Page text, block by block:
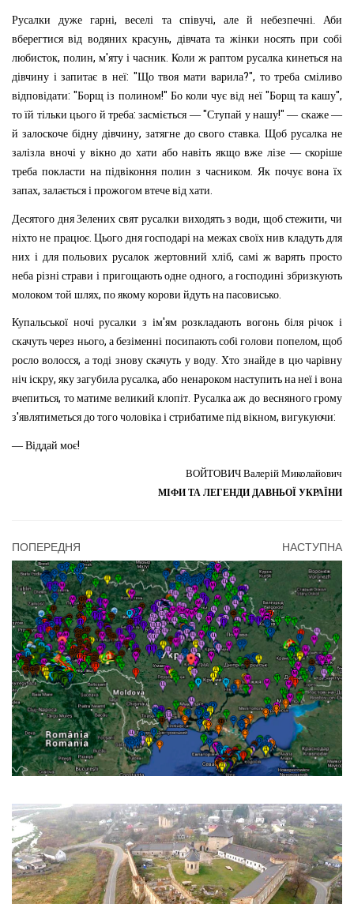
Русалки дуже гарні,веселі та співучі, але й небезпечні.Аби
вберегтися від водяних красунь, дівчата та жінки носять при собі
любисток, полин, м'яту і часник. Коли ж раптом русалка кинеться на
дівчину і запитає в неї: "Що твоя мати варила?", то треба сміливо
відповідати: "Борщ із полином!" Бо коли чує від неї"Борщ та кашу",
то їй тільки цього й треба:засміється —"Ступай у нашу!"— скаже —
й залоскоче бідну дівчину, затягне до свого ставка.Щоб русалка не
залізла вночі у вікно до хати або навіть якщо вже лізе — скоріше
треба покласти на підвіконня полин з часником. Як почує вона їх
запах, залається і прожогом втече від хати.
Десятого дня Зелених свят русалки виходять з води, щоб стежити,чи
ніхто не працює.Цього дня господарі на межах своїх нив кладуть для
них і для польових русалок жертовний хліб, самі ж варять просто
неба різні страви і пригощають одне одного, а господині збризкують
молоком той шлях, по якому корови йдуть на пасовисько.
Купальської ночі русалки з ім'ям розкладають вогонь біля річок і
скачуть через нього,а безіменні посипають собі голови попелом,щоб
росло волосся, а тоді знову скачуть у воду.Хто знайде в цю чарівну
ніч іскру,яку загубила русалка,або ненароком наступить на неї і вона
вчепиться, то матиме великий клопіт. Русалка аж до весняного грому
з'являтиметься до того чоловіка і стрибатиме під вікном, вигукуючи:
— Віддай моє!
ВОЙТОВИЧ Валерій Миколайович
МІФИ ТА ЛЕГЕНДИ ДАВНЬОЇ УКРАЇНИ
ПОПЕРЕДНЯ НАСТУПНА